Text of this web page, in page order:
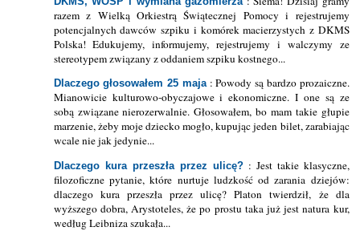
razem z Wielką Orkiestrą Świątecznej Pomocy i rejestrujemy
potencjalnych dawców szpiku i komórek macierzystych z DKMS
Polska! Edukujemy, informujemy, rejestrujemy i walczymy ze
stereotypem związany z oddaniem szpiku kostnego...
Dlaczego głosowałem 25 maja: Powody są bardzo prozaiczne.
Mianowicie kulturowo-obyczajowe i ekonomiczne. I one są ze
sobą związane nierozerwalnie. Głosowałem, bo mam takie głupie
marzenie, żeby moje dziecko mogło, kupując jeden bilet, zarabiając
wcale nie jak jedynie...
Dlaczego kura przeszła przez ulicę?: Jest takie klasyczne,
filozoficzne pytanie, które nurtuje ludzkość od zarania dziejów:
dlaczego kura przeszła przez ulicę? Platon twierdził, że dla
wyższego dobra, Arystoteles, że po prostu taka już jest natura kur,
według Leibniza szukała...